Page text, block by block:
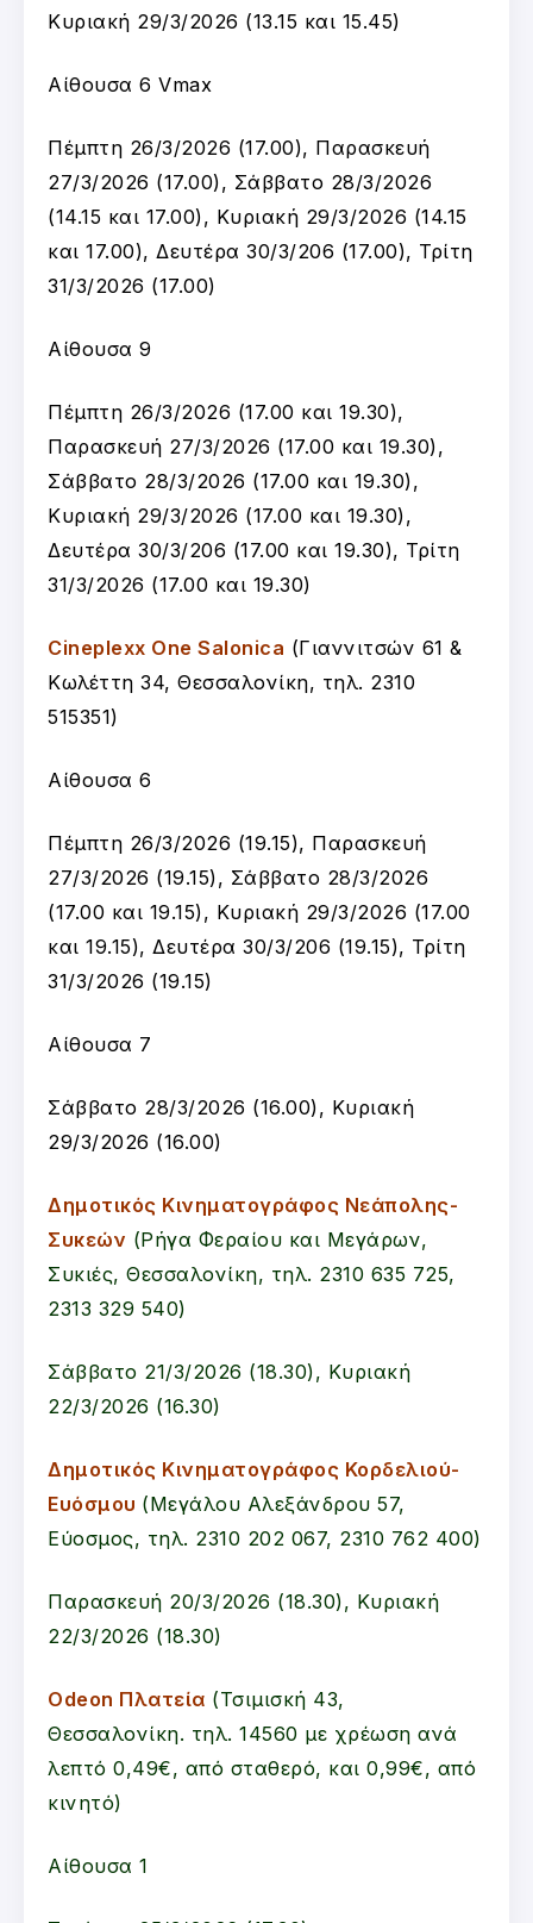
Κυριακή 29/3/2026 (13.15 και 15.45)
Αίθουσα 6 Vmax
Πέμπτη 26/3/2026 (17.00), Παρασκευή
27/3/2026 (17.00), Σάββατο 28/3/2026
(14.15 και 17.00), Κυριακή 29/3/2026 (14.15
και 17.00), Δευτέρα 30/3/206 (17.00), Τρίτη
31/3/2026 (17.00)
Αίθουσα 9
Πέμπτη 26/3/2026 (17.00 και 19.30),
Παρασκευή 27/3/2026 (17.00 και 19.30),
Σάββατο 28/3/2026 (17.00 και 19.30),
Κυριακή 29/3/2026 (17.00 και 19.30),
Δευτέρα 30/3/206 (17.00 και 19.30), Τρίτη
31/3/2026 (17.00 και 19.30)
Cineplexx One Salonica (Γιαννιτσών 61 &
Κωλέττη 34, Θεσσαλονίκη, τηλ. 2310
515351)
Αίθουσα 6
Πέμπτη 26/3/2026 (19.15), Παρασκευή
27/3/2026 (19.15), Σάββατο 28/3/2026
(17.00 και 19.15), Κυριακή 29/3/2026 (17.00
και 19.15), Δευτέρα 30/3/206 (19.15), Τρίτη
31/3/2026 (19.15)
Αίθουσα 7
Σάββατο 28/3/2026 (16.00), Κυριακή
29/3/2026 (16.00)
Δημοτικός Κινηματογράφος Νεάπολης-
Συκεών (Ρήγα Φεραίου και Μεγάρων,
Συκιές, Θεσσαλονίκη, τηλ. 2310 635 725,
2313 329 540)
Σάββατο 21/3/2026 (18.30), Κυριακή
22/3/2026 (16.30)
Δημοτικός Κινηματογράφος Κορδελιού-
Ευόσμου (Μεγάλου Αλεξάνδρου 57,
Εύοσμος, τηλ. 2310 202 067, 2310 762 400)
Παρασκευή 20/3/2026 (18.30), Κυριακή
22/3/2026 (18.30)
Odeon Πλατεία (Τσιμισκή 43,
Θεσσαλονίκη. τηλ. 14560 με χρέωση ανά
λεπτό 0,49€, από σταθερό, και 0,99€, από
κινητό)
Αίθουσα 1